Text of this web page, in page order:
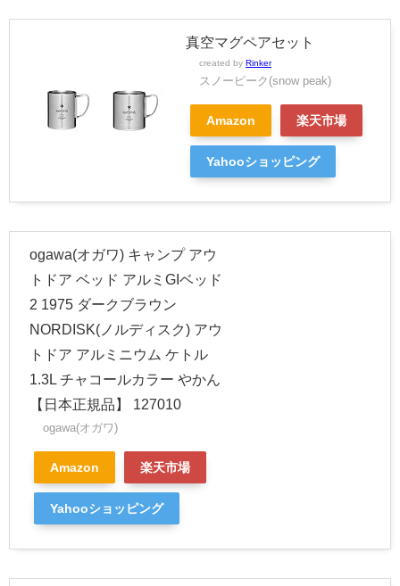
真空マグペアセット
created by Rinker
スノーピーク(snow peak)
Amazon 楽天市場
Yahooショッピング
ogawa(オガワ) キャンプ アウ
トドア ベッド アルミGIベッド
2 1975 ダークブラウン
NORDISK(ノルディスク) アウ
トドア アルミニウム ケトル
1.3L チャコールカラー やかん
【日本正規品】 127010
ogawa(オガワ)
Amazon 楽天市場
Yahooショッピング